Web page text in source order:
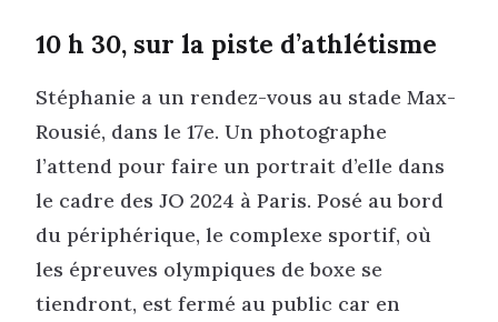
10 h 30, sur la piste d’athlétisme
Stéphanie a un rendez-vous au stade Max-
Rousié, dans le 17e. Un photographe
l’attend pour faire un portrait d’elle dans
le cadre des JO 2024 à Paris. Posé au bord
du périphérique, le complexe sportif, où
les épreuves olympiques de boxe se
tiendront, est fermé au public car en